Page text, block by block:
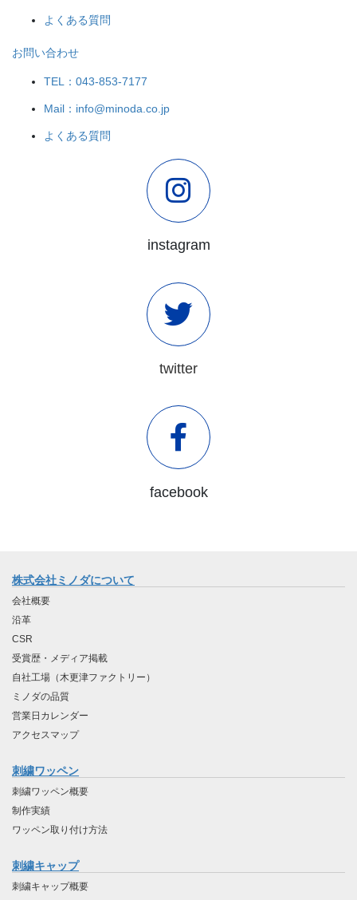
よくある質問
お問い合わせ
TEL：043-853-7177
Mail：info@minoda.co.jp
よくある質問
instagram
twitter
facebook
株式会社ミノダについて
会社概要
沿革
CSR
受賞歴・メディア掲載
自社工場（木更津ファクトリー）
ミノダの品質
営業日カレンダー
アクセスマップ
刺繍ワッペン
刺繍ワッペン概要
制作実績
ワッペン取り付け方法
刺繍キャップ
刺繍キャップ概要